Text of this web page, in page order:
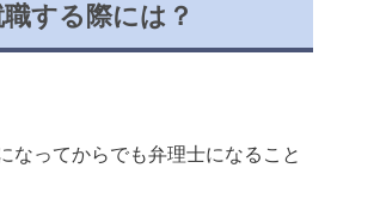
する際には？
なってからでも弁理士になること